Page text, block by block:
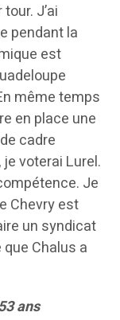
J’ai
pendant la
est
même temps
en place une
cadre
voterai Lurel.
Je
Chevry est
un syndicat
que Chalus a
ans